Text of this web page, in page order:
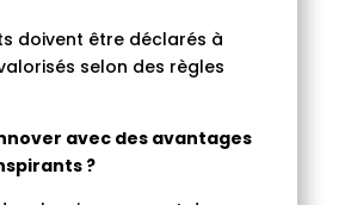
doivent être déclarés à
selon des règles
avec des avantages
?